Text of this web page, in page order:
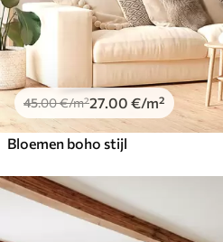
45.00€/m²27 .00 €/m²
Bloemen boho stijl